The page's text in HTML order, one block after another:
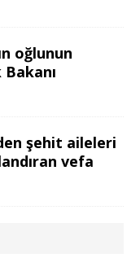
oğlunun
Bakanı
şehit aileleri
vefa